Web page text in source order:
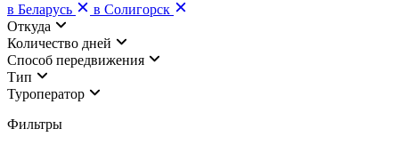
в Беларусь
в Солигорск
Откуда
Количество дней
Cпособ передвижения
Тип
Туроператор
Фильтры